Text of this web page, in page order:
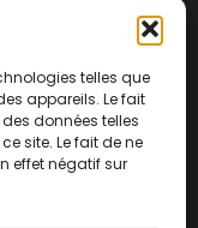
telles que
appareils. Le fait
données telles
site. Le fait de ne
effet négatif sur